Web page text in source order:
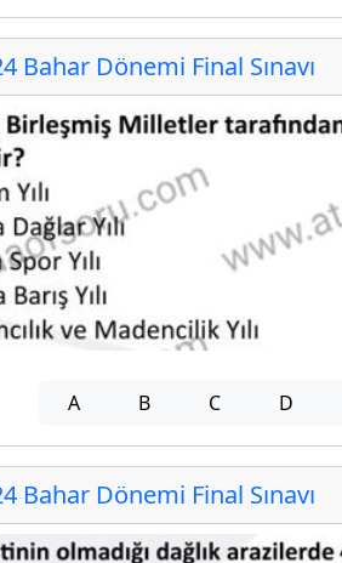
Bahar Dönemi Final Sınavı
A B C D
Bahar Dönemi Final Sınavı